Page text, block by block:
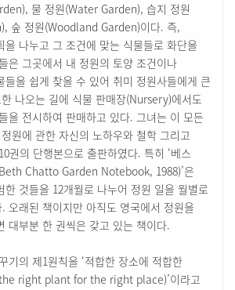
물 정원(Water Garden), 습지 정원
숲 정원(Woodland Garden)이다. 즉,
을 나누고 그 조건에 맞는 식물들로 화단을
은 그곳에서 내 정원의 토양 조건이나
들을 쉽게 찾을 수 있어 취미 정원사들에게 큰
나오는 길에 식물 판매장(Nursery)에서도
을 전시하여 판매하고 있다. 그녀는 이 모든
원에 관한 자신의 노하우와 철학 그리고
권의 단행본으로 출판하였다. 특히 ‘베스
Chatto Garden Notebook, 1988)’은
한 것들을 12개월로 나누어 정원 일을 월별로
오래된 책이지만 아직도 영국에서 정원을
대부분 한 권씩은 갖고 있는 책이다.
기의 제1원칙을 ‘적합한 장소에 적합한
right plant for the right place)’이라고